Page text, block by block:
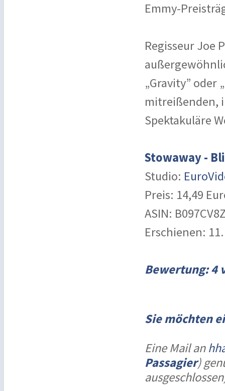
Emmy-
Regisseur Joe
„Gravity” oder
mitreißenden,
Spektakuläre
Stowaway -
Studio:
Preis: 14,49
ASIN:
Erschienen:
Bewertung: 4
Sie möchten
Eine Mail an
Passagier)